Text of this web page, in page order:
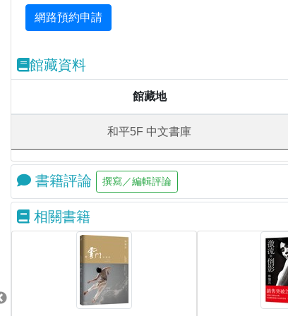
館藏資料
館藏地
和平5F 中文書庫
書籍評論
相關書籍